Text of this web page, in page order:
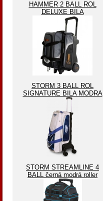
HAMMER 2 BALL ROL
DELUXE BILA
STORM 3 BALL ROL
SIGNATURE BILA MODRA
STORM STREAMLINE 4
BALL černá modrá roller